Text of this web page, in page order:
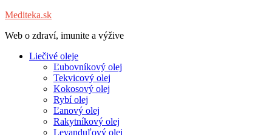
Mediteka.sk
Web o zdraví, imunite a výžive
Liečivé oleje
Ľubovníkový olej
Tekvicový olej
Kokosový olej
Rybí olej
Ľanový olej
Rakytníkový olej
Levanduľový olej